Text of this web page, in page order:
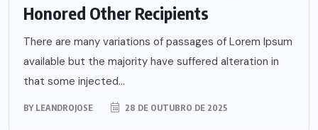
Honored Other Recipients
There are many variations of passages of Lorem Ipsum
available but the majority have suffered alteration in
that some injected...
BY LEANDROJOSE 28 DE OUTUBRO DE 2025